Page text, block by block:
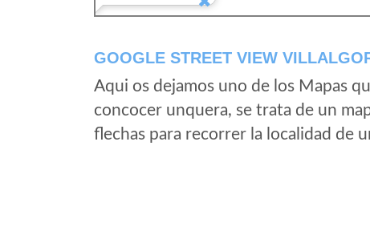
GOOGLE STREET VIEW
Aqui os dejamos uno de los Mapas
concocer unquera, se trata de un
flechas para recorrer la localidad de